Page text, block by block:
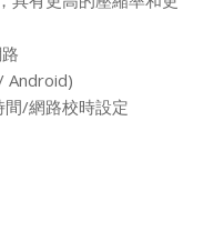
Android)
/網路校時設定